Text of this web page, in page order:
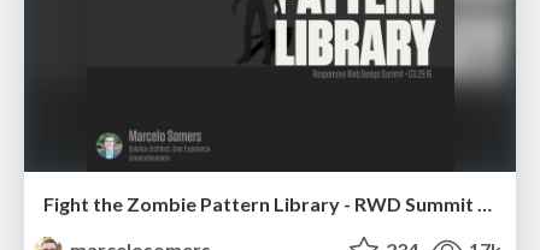
Fight the Zombie Pattern Library - RWD Summit 2016